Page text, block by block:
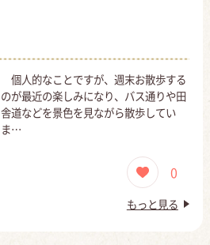
個人的なことですが、週末お散歩する
のが最近の楽しみになり、バス通りや田
舎道などを景色を見ながら散歩してい
ま…
0
もっと見る